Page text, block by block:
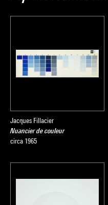
Jacques Fillacier
Nuancier de couleur
circa 1965